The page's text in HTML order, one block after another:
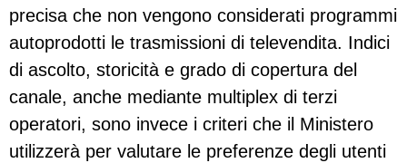
precisa che non vengono considerati programmi
autoprodotti le trasmissioni di televendita. Indici
di ascolto, storicità e grado di copertura del
canale, anche mediante multiplex di terzi
operatori, sono invece i criteri che il Ministero
utilizzerà per valutare le preferenze degli utenti